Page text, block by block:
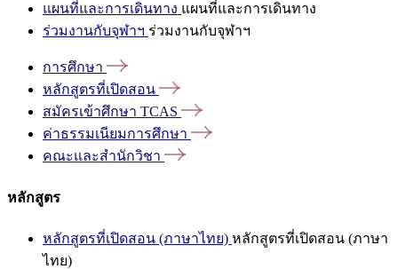
แผนที่และการเดินทาง แผนที่และการเดินทาง
ร่วมงานกับจุฬาฯ ร่วมงานกับจุฬาฯ
การศึกษา
หลักสูตรที่เปิดสอน
สมัครเข้าศึกษา TCAS
ค่าธรรมเนียมการศึกษา
คณะและสำนักวิชา
หลักสูตร
หลักสูตรที่เปิดสอน (ภาษาไทย) หลักสูตรที่เปิดสอน (ภาษา
ไทย)